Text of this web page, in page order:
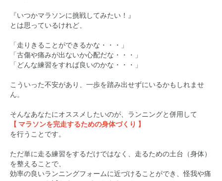
『いつかマラソンに挑戦してみたい！』
とは思っているけれど、
「走りきることができるかな・・・」
「古傷や痛みが出ないか心配だな・・・」
「どんな練習をすれば良いのかな・・・」
こういった不安があり、一歩を踏み出せずにいるかもしれませ
ん。
そんなあなたにオススメしたいのが、ランニングと併用して
【 マラソンを完走するための身体づくり 】
を行うことです。
ただ単に走る練習をするだけではなく、走るための土台（身体）
を整えることで、
効率の良いランニングフォームに近づけることができ、怪我や痛